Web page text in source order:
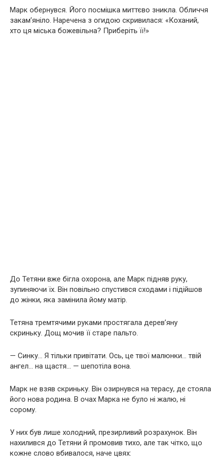
Марк обернувся. Його посмішка миттєво зникла. Обличчя
закам’яніло. Наречена з огидою скривилася: «Коханий,
хто ця міська божевільна? Приберіть її!»
До Тетяни вже бігла охорона, але Марк підняв руку,
зупиняючи їх. Він повільно спустився сходами і підійшов
до жінки, яка замінила йому матір.
Тетяна тремтячими руками простягала дерев’яну
скриньку. Дощ мочив її старе пальто.
— Синку… Я тільки привітати. Ось, це твої малюнки… твій
ангел… на щастя… — шепотіла вона.
Марк не взяв скриньку. Він озирнувся на терасу, де стояла
його нова родина. В очах Марка не було ні жалю, ні
сорому.
У них був лише холодний, презирливий розрахунок. Він
нахилився до Тетяни й промовив тихо, але так чітко, що
кожне слово вбивалося, наче цвях: